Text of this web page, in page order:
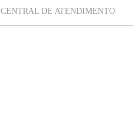
CENTRAL DE ATENDIMENTO